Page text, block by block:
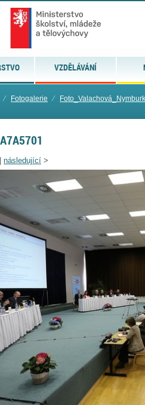
VZDĚLÁVÁNÍ
⁄ Fotogalerie ⁄ Foto_Valachová_Nymburk
následující >